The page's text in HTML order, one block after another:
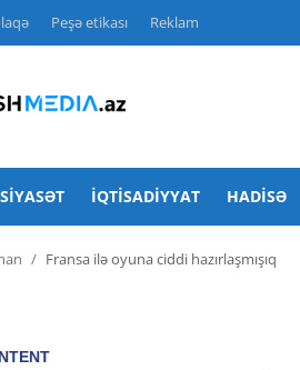
Peşə etikası Reklam
SIYASƏT İQTISADIYYAT HADISƏ
Fransa ilə oyuna ciddi hazırlaşmışıq